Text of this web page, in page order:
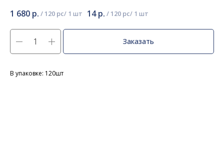
1 680 р. / 120 pc 14 р. / 120 pc
Заказать
В упаковке: 120шт